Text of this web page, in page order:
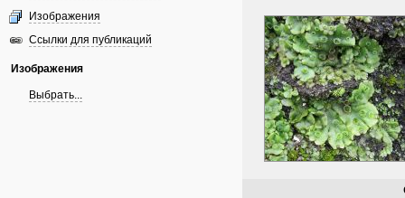
Изображения
Ссылки для публикаций
Изображения
Выбрать...